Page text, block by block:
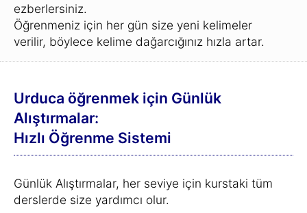
ezberlersiniz.
Öğrenmeniz için her gün size yeni kelimeler
verilir, böylece kelime dağarcığınız hızla artar.
Urduca öğrenmek için Günlük
Alıştırmalar:
Hızlı Öğrenme Sistemi
Günlük Alıştırmalar, her seviye için kurstaki tüm
derslerde size yardımcı olur.